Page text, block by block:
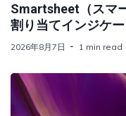
Smartsheet（スマ
割り当てインジケ
2026年8月7日 1 min read